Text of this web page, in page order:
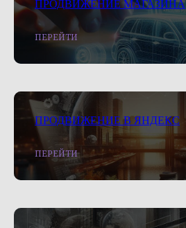
ПРОДВИЖЕНИЕ МАГАЗИНА
ПЕРЕЙТИ
ПРОДВИЖЕНИЕ В ЯНДЕКС
ПЕРЕЙТИ